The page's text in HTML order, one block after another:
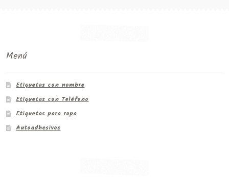
Menú
Etiquetas con nombre
Etiquetas con Teléfono
Etiquetas para ropa
Autoadhesivos